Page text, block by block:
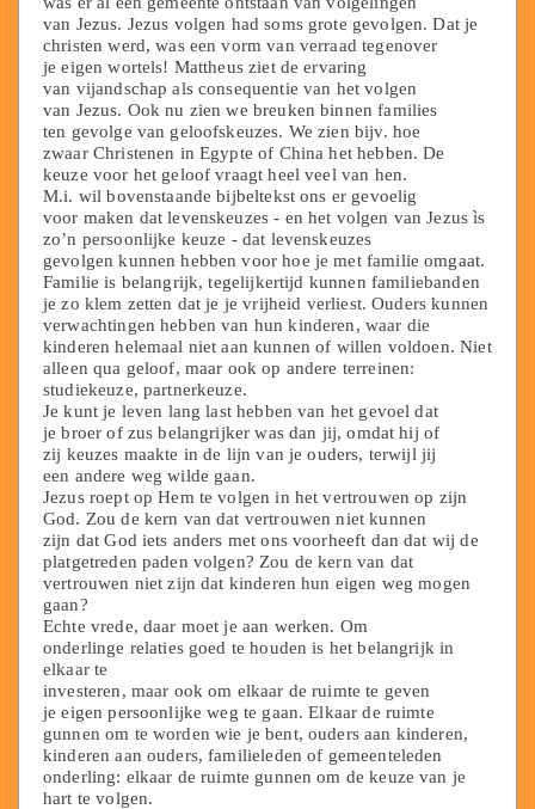
van Jezus. Jezus volgen had soms grote gevolgen. Dat je
christen werd, was een vorm van verraad tegenover
je eigen wortels! Mattheus ziet de ervaring
van vijandschap als consequentie van het volgen
van Jezus. Ook nu zien we breuken binnen families
ten gevolge van geloofskeuzes. We zien bijv. hoe
zwaar Christenen in Egypte of China het hebben. De
keuze voor het geloof vraagt heel veel van hen.
M.i. wil bovenstaande bijbeltekst ons er gevoelig
voor maken dat levenskeuzes - en het volgen van Jezus ìs
zo’n persoonlijke keuze - dat levenskeuzes
gevolgen kunnen hebben voor hoe je met familie omgaat.
Familie is belangrijk, tegelijkertijd kunnen familiebanden
je zo klem zetten dat je je vrijheid verliest. Ouders kunnen
verwachtingen hebben van hun kinderen, waar die
kinderen helemaal niet aan kunnen of willen voldoen. Niet
alleen qua geloof, maar ook op andere terreinen:
studiekeuze, partnerkeuze.
Je kunt je leven lang last hebben van het gevoel dat
je broer of zus belangrijker was dan jij, omdat hij of
zij keuzes maakte in de lijn van je ouders, terwijl jij
een andere weg wilde gaan.
Jezus roept op Hem te volgen in het vertrouwen op zijn
God. Zou de kern van dat vertrouwen niet kunnen
zijn dat God iets anders met ons voorheeft dan dat wij de
platgetreden paden volgen? Zou de kern van dat
vertrouwen niet zijn dat kinderen hun eigen weg mogen
gaan?
Echte vrede, daar moet je aan werken. Om
onderlinge relaties goed te houden is het belangrijk in
elkaar te
investeren, maar ook om elkaar de ruimte te geven
je eigen persoonlijke weg te gaan. Elkaar de ruimte
gunnen om te worden wie je bent, ouders aan kinderen,
kinderen aan ouders, familieleden of gemeenteleden
onderling: elkaar de ruimte gunnen om de keuze van je
hart te volgen.